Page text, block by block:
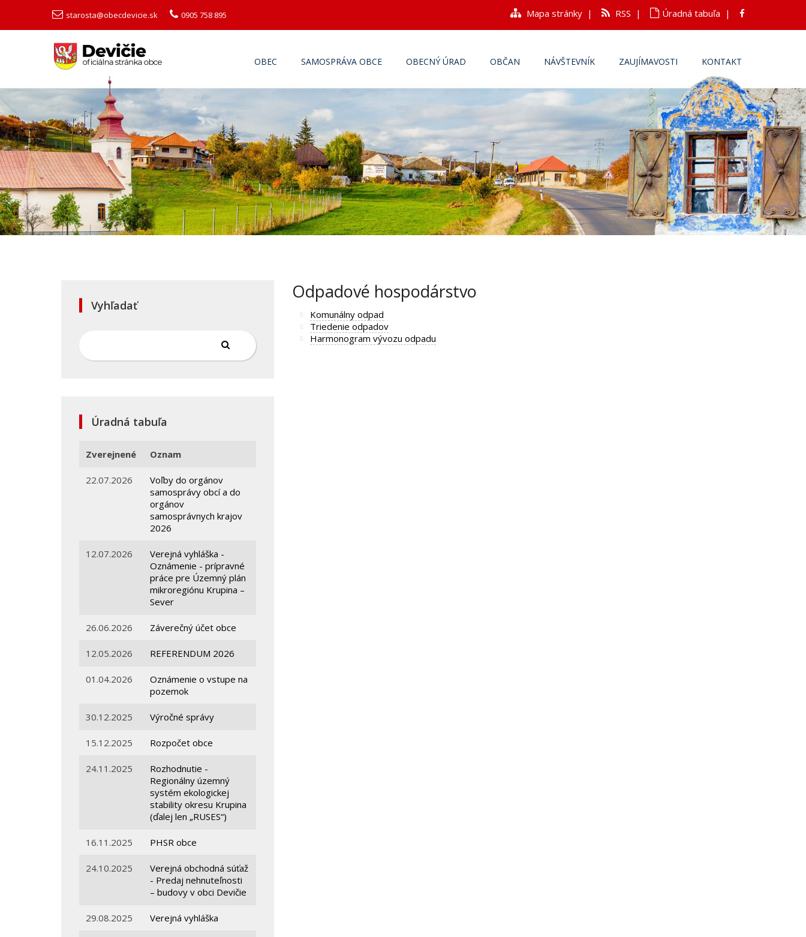
starosta@obecdevicie.sk 0905 758 895 Mapa stránky | RSS | Úradná tabuľa |
OBEC SAMOSPRÁVA OBCE OBECNÝ ÚRAD OBČAN NÁVŠTEVNÍK ZAUJÍMAVOSTI KONTAKT
Vyhľadať
Úradná tabuľa
Zverejnené Oznam
22.07.2026
Voľby do orgánov
samosprávy obcí a do
orgánov
samosprávnych krajov
2026
12.07.2026
Verejná vyhláška -
Oznámenie - prípravné
práce pre Územný plán
mikroregiónu Krupina –
Sever
26.06.2026 Záverečný účet obce
12.05.2026 REFERENDUM 2026
01.04.2026
Oznámenie o vstupe na
pozemok
30.12.2025 Výročné správy
15.12.2025 Rozpočet obce
24.11.2025
Rozhodnutie -
Regionálny územný
systém ekologickej
stability okresu Krupina
(ďalej len „RUSES“)
16.11.2025 PHSR obce
24.10.2025
Verejná obchodná súťaž
- Predaj nehnuteľnosti
– budovy v obci Devičie
29.08.2025 Verejná vyhláška
Odpadové hospodárstvo
Komunálny odpad
Triedenie odpadov
Harmonogram vývozu odpadu